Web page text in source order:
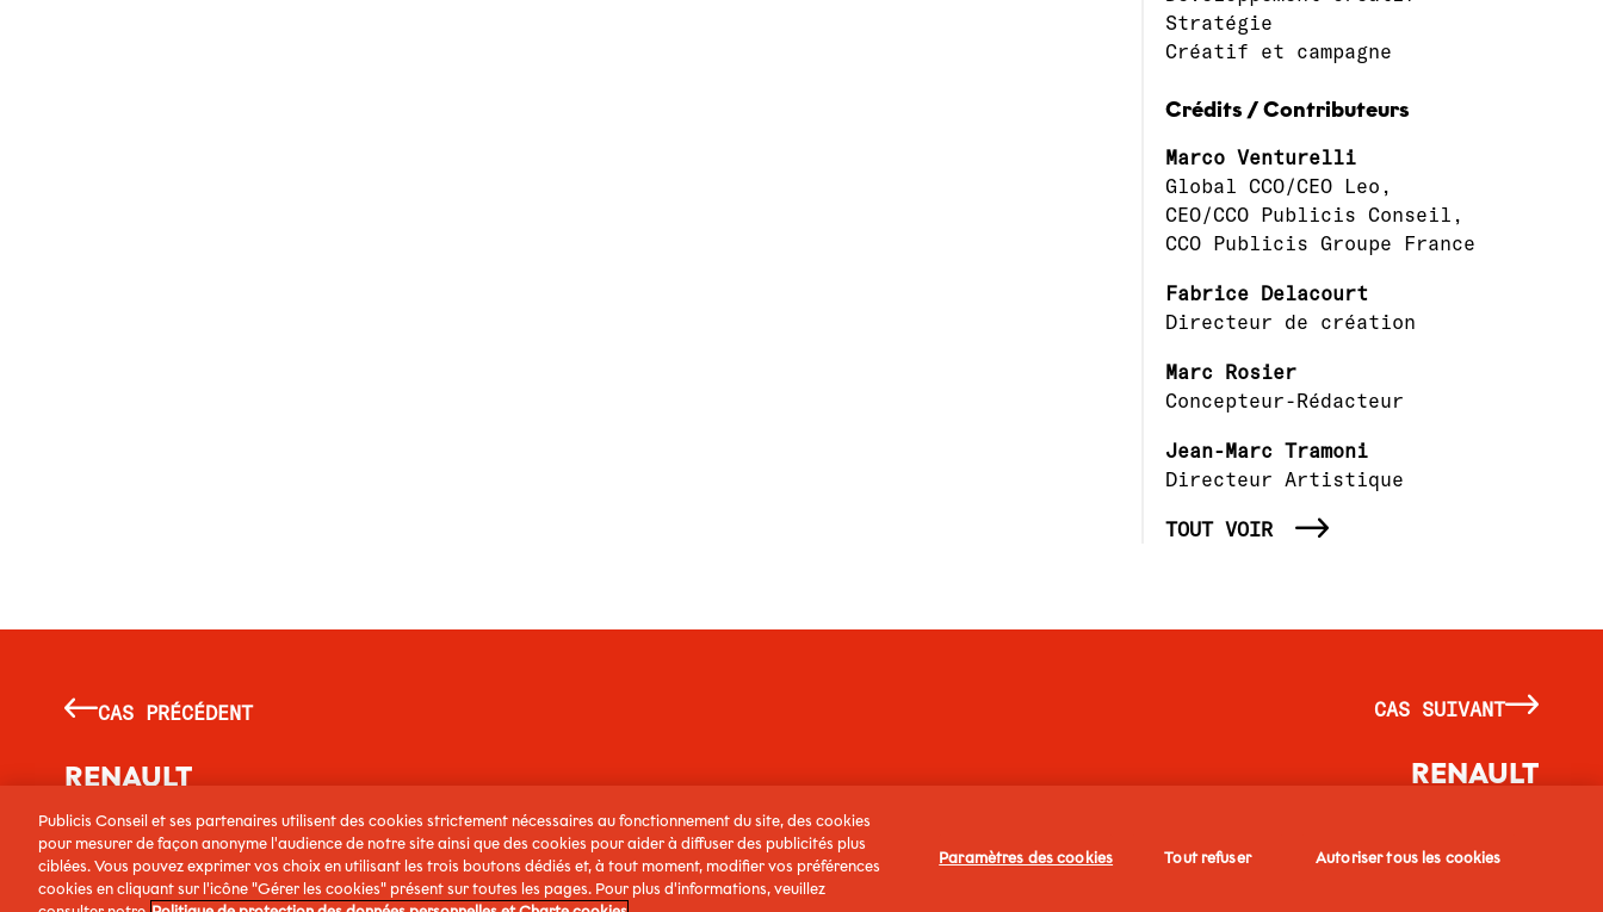
Stratégie
Créatif et campagne
Crédits / Contributeurs
Marco Venturelli
Global CCO/CEO Leo,
CEO/CCO Publicis Conseil,
CCO Publicis Groupe France
Fabrice Delacourt
Directeur de création
Marc Rosier
Concepteur-Rédacteur
Jean-Marc Tramoni
Directeur Artistique
TOUT VOIR
CAS PRÉCÉDENT
RENAULT
LA PETITE GRANDE VOITURE
CAS SUIVANT
RENAULT
Publicis Conseil et ses partenaires utilisent des cookies strictement nécessaires au fonctionnement du site, des cookies
pour mesurer de façon anonyme l'audience de notre site ainsi que des cookies pour aider à diffuser des publicités plus
ciblées. Vous pouvez exprimer vos choix en utilisant les trois boutons dédiés et, à tout moment, modifier vos préférences
cookies en cliquant sur l'icône "Gérer les cookies" présent sur toutes les pages. Pour plus d'informations, veuillez
Paramètres des cookies Tout refuser Autoriser tous les cookies